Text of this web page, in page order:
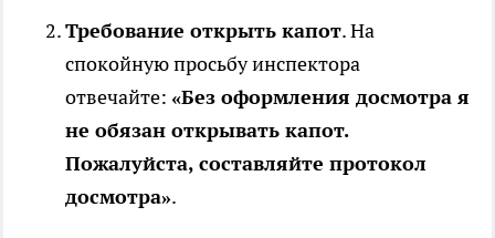
Требование открыть капот. На
спокойную просьбу инспектора
отвечайте: «Без оформления досмотра я
не обязан открывать капот.
Пожалуйста, составляйте протокол
досмотра».